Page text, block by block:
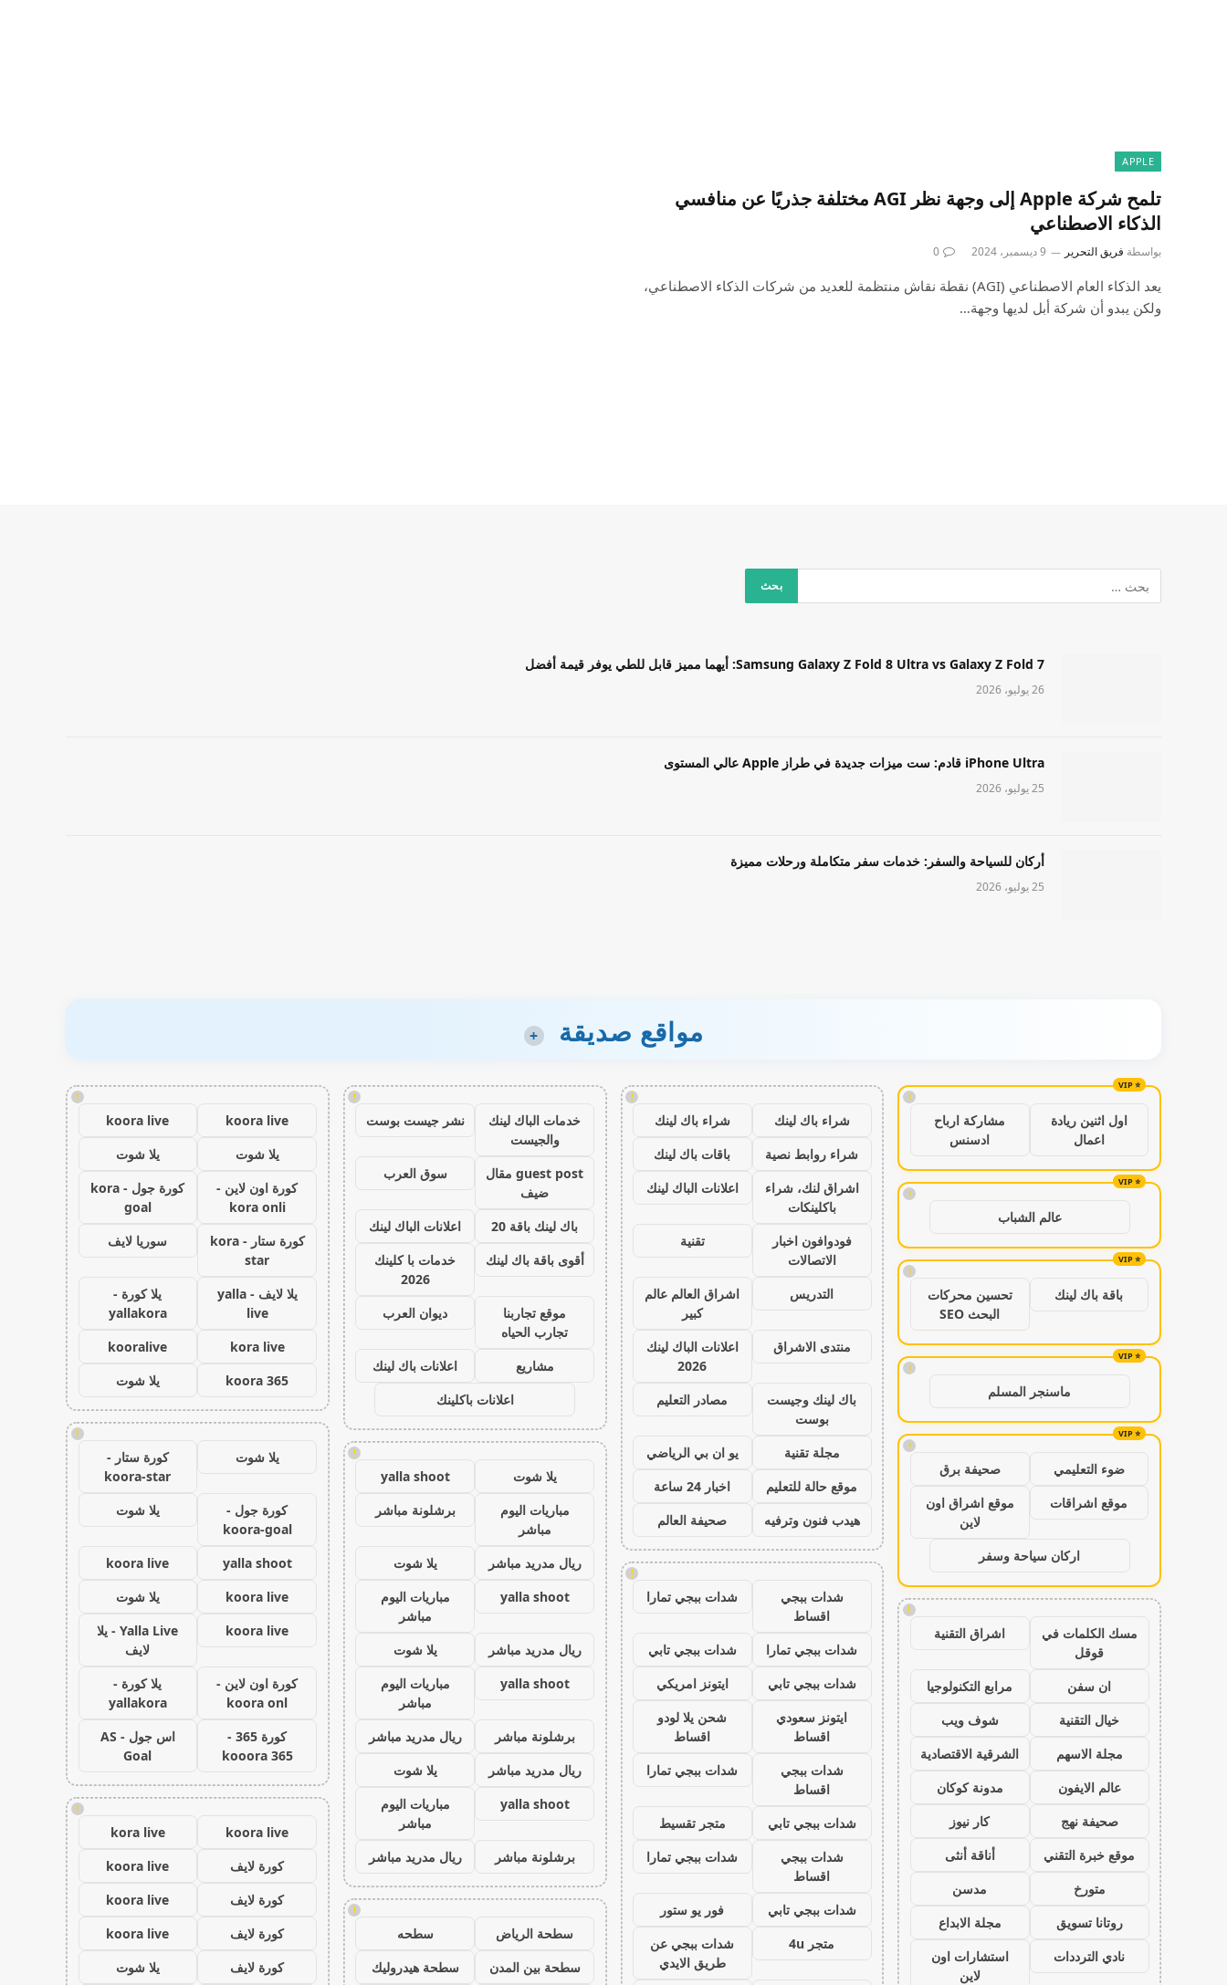
APPLE
تلمح شركة Apple إلى وجهة نظر AGI مختلفة جذريًا عن منافسي
الذكاء الاصطناعي
بواسطة فريق التحرير 9 ديسمبر، 2024 0
يعد الذكاء العام الاصطناعي (AGI) نقطة نقاش منتظمة للعديد من شركات الذكاء الاصطناعي،
ولكن يبدو أن شركة أبل لديها وجهة…
Samsung Galaxy Z Fold 8 Ultra vs Galaxy Z Fold 7: أيهما مميز قابل للطي يوفر قيمة أفضل
26 يوليو، 2026
iPhone Ultra قادم: ست ميزات جديدة في طراز Apple عالي المستوى
25 يوليو، 2026
أركان للسياحة والسفر: خدمات سفر متكاملة ورحلات مميزة
25 يوليو، 2026
مواقع صديقة +
!
اول اثنين ريادة
اعمال
مشاركة ارباح
ادسنس
!
عالم الشباب
!
باقة باك لينك
تحسين محركات
البحث SEO
!
ماسنجر المسلم
!
ضوء التعليمي
صحيفة برق
موقع اشراقات
موقع اشراق اون
لاين
اركان سياحة وسفر
!
مسك الكلمات في
قوقل
اشراق التقنية
ان سفن
مرابع التكنولوجيا
خيال التقنية
شوف ويب
مجلة الاسهم
الشرقية الاقتصادية
عالم الايفون
مدونة كوكان
صحيفة نهج
كار نيوز
موقع خبرة التقني
أناقة أنثى
متورخ
مدسن
روتانا تسويق
مجلة الابداع
نادي الترددات
استشارات اون
لاين
!
شراء باك لينك
شراء باك لينك
شراء روابط نصية
باقات باك لينك
اشراق لنك، شراء
باكلينكات
اعلانات الباك لينك
فودوافون اخبار
الاتصالات
تقنية
التدريس
اشراق العالم عالم
كبير
منتدى الاشراق
اعلانات الباك لينك
2026
باك لينك وجيست
بوست
مصادر التعليم
مجلة تقنية
يو ان بي الرياضي
موقع حالة للتعليم
اخبار 24 ساعة
هيدب فنون وترفيه
صحيفة العالم
!
شدات ببجي
اقساط
شدات ببجي تمارا
شدات ببجي تمارا
شدات ببجي تابي
شدات ببجي تابي
ايتونز امريكي
ايتونز سعودي
اقساط
شحن يلا لودو
اقساط
شدات ببجي
اقساط
شدات ببجي تمارا
شدات ببجي تابي
متجر تقسيط
شدات ببجي
اقساط
شدات ببجي تمارا
شدات ببجي تابي
فور يو ستور
متجر 4u
شدات ببجي عن
طريق الايدي
!
خدمات الباك لينك
والجيست
نشر جيست بوست
guest post مقال
ضيف
سوق العرب
باك لينك باقة 20
اعلانات الباك لينك
أقوى باقة باك لينك
خدمات با كلينك
2026
موقع تجاربنا
تجارب الحياه
ديوان العرب
مشاريع
اعلانات باك لينك
اعلانات باكلينك
!
يلا شوت
yalla shoot
مباريات اليوم
مباشر
برشلونة مباشر
ريال مدريد مباشر
يلا شوت
yalla shoot
مباريات اليوم
مباشر
ريال مدريد مباشر
يلا شوت
yalla shoot
مباريات اليوم
مباشر
برشلونة مباشر
ريال مدريد مباشر
ريال مدريد مباشر
يلا شوت
yalla shoot
مباريات اليوم
مباشر
برشلونة مباشر
ريال مدريد مباشر
!
سطحة الرياض
سطحه
سطحة بين المدن
سطحة هيدروليك
!
koora live
koora live
يلا شوت
يلا شوت
كورة اون لاين -
kora onli
كورة جول - kora
goal
كورة ستار - kora
star
سوريا لايف
يلا لايف - yalla
live
يلا كورة -
yallakora
kora live
kooralive
koora 365
يلا شوت
!
يلا شوت
كورة ستار -
koora-star
كورة جول -
koora-goal
يلا شوت
yalla shoot
koora live
koora live
يلا شوت
koora live
Yalla Live - يلا
لايف
كورة اون لاين -
koora onl
يلا كورة -
yallakora
كورة 365 -
kooora 365
اس جول - AS
Goal
!
koora live
kora live
كورة لايف
koora live
كورة لايف
koora live
كورة لايف
koora live
كورة لايف
يلا شوت